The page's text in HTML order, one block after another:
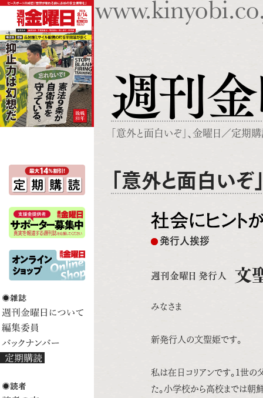
「意外と面白いぞ」、金曜日 ／定期購
「意外と面白いぞ
発行人挨拶
週刊金曜日 発行人 文
みなさま
新発行人の文聖姫です。
私は在日コリアンです。１世の
た。小学校から高校までは朝